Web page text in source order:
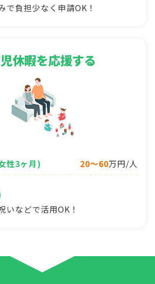
で負担少なく申請OK！
休暇を応援する
性3ヶ月)
20～60万円/人
いなどで活用OK！